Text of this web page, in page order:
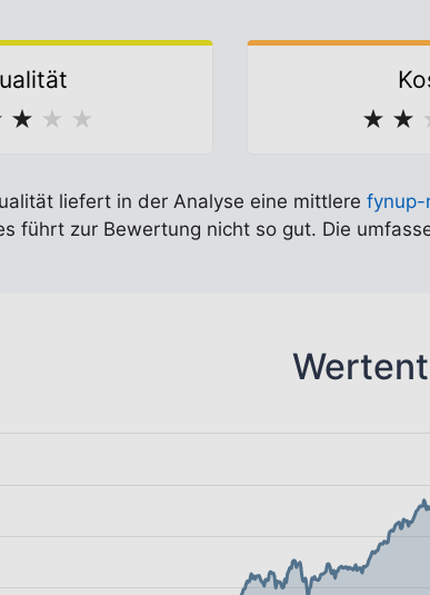
★ ★ ★
★ ★
liefert in der Analyse eine mittlere fynup-
führt zur Bewertung nicht so gut. Die